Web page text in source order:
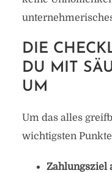
DIE
DU MIT
UM
Um das alles
wichtigsten
Zahlungsziel